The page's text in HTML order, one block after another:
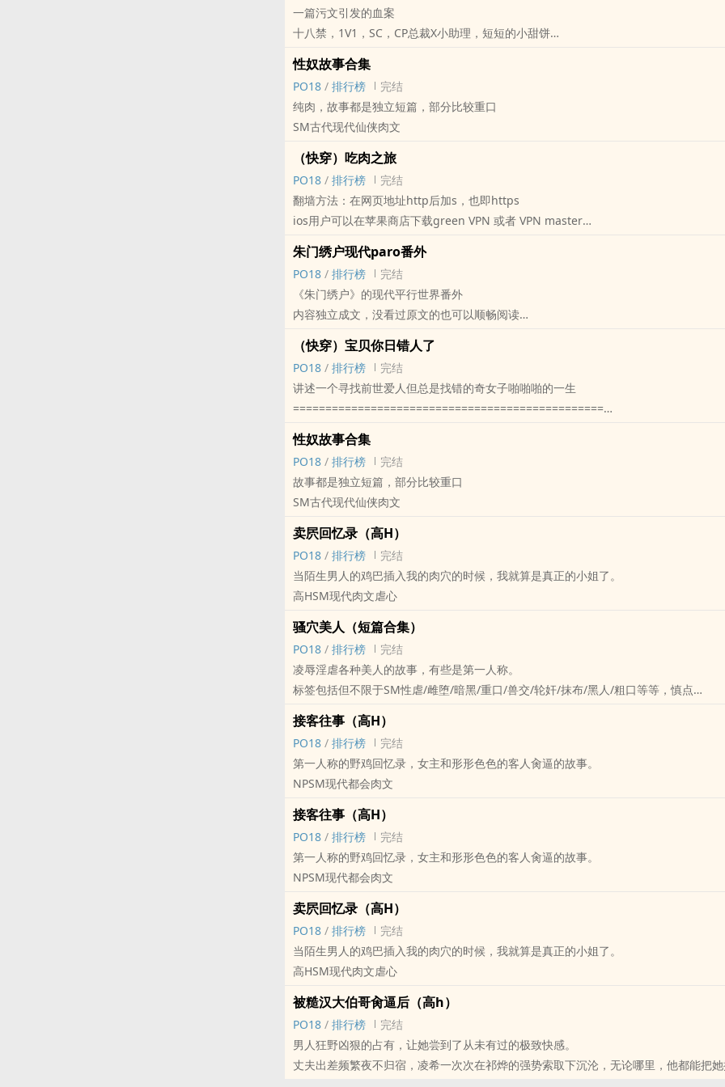
金陵程氏大小姐玉姝进京投奔一等公侯的外祖家，庆国公府
朱门绣户，庭院深深，痴男怨女，几多情愁
========================================
惯例的看文需知：
1、本文十八禁
2、群像文，共有6对CP，5对1V1，1对1V2
4、除1V2 CP外，全部CP皆身心唯一
5、无脑甜，无脑爽，无脑狗血无脑玛丽苏，一切逻辑设定都是为了ghs，请不要深究
全部6对cp——
斯文败类先生x懵懂傲娇千金（师生）
冰山大少爷x温柔小奶娘（主仆）
痴汉鬼畜哥哥x装乖奶凶妹妹（‍‍兄‎‌‌妹‎‎）
英武将军哥哥、禁欲道长弟弟x成熟风骚‎人‎‌‍妻‍‍‎（孪生兄弟共妻）
腹黑小叔子x害羞小嫂嫂（叔嫂）
高冷禁欲大叔x热情机智萝莉（姐夫小姨子）
关于每对cp在标题上的区分：
由于本文有6对cp，每对cp每个角色之间都互相有交集，很多章节无法单纯归类，因此
在标题上体现出本章写的是哪对cp，而无法直接标注
例如：出现“师生”、“先生”、“玉姝”等字样，为师生cp
当出现类似标题，一般来说前后几章都会是与之连贯的情节，包括肉章，大家可以据此
PS.共妻cp为1v2，所以会直接标注
关于更新和收费：
1、如无意外日更，珍珠每满100加更
2、H章千字50PO，剧情章千字40PO
关于章节标题标注：
1、‎高‍‎H‎‍‎代表一整章都是肉
2、H代表部分是肉，部分剧情
3、无标注代表全剧情
点击“我要评分”，送珍珠
点击“加入书柜”，加收藏
点击“我要回应”，留评论
作者微博@红烧肉meat
凡订阅我任何一本书20章以上即可申请加入，进群提供订阅截图
关于翻墙方法：
1、切换网络运营商，使用移动、联通等不同的网络尝试
2、使用腾讯加速器、biubiu加速器等软件
3、以上方法全部无效，下载vpn翻墙
分享一下常见的翻墙用vpn，请至各大应用市场或官网下载
坚果、turbo、supervpn、lionvpn、angel、旋风加速器
老王vpn、蓝鲸、布谷、云帆、极速、sgreen、surf、expressvpn
1、官方充值，可使用银联卡、信用卡
2、代充，请至闲鱼搜索
本文仅发表于popo原创市集
除popo原创市集外，任何网站、论坛、贴吧、博客、云盘等互联网公共空间，以任何文
无论发布的是免费内容还是收费内容，是否标注作者的名字以及本文链接，都不能改变
的事实
很感谢小天使们愿意推荐这篇文，但请不要在其他网站发布本文章节内容，谢谢合作
标签： 1V1 / BG / 古代 / 甜文 / 女性向 /
一篇污文引发的血案
十八禁，1V1，SC，CP总裁X小助理，短短的小甜饼
关于收费：按千字50PO的标准收费
关于章节标题标注：
1、‎高‍‎H‎‍‎代表一整章都是肉
2、H代表部分是肉，部分剧情
3、无标注代表全剧情
关于翻墙：
1、不用翻墙即可浏览POPO的方法，在网址http后加s，即https，便可正常浏览
2、ios用户可以在苹果商店下载green VPN 或者 VPN一点通进行翻墙
作者读者翻墙都不易，且看且珍惜=3=
点击“我要评分”，送珍珠
点击“加入书柜”，加收藏
点击“我要回应”，留评论
本文仅发表于popo原创市集
除popo原创市集外，任何网站、论坛、贴吧、博客、云盘等互联网公共空间，以任何
txt等形式发布的本文内容，都视为对本文版权的侵犯
无论发布的是免费内容还是收费内容，是否标注作者的名字以及本文链接，都不能改变
很感谢小天使们愿意推荐这篇文，但请不要在其他网站发布本文章节内容，谢谢合作
感谢每个支持正版的小天使，爱你们幺幺哒(*￣3￣)╭
封面素材来自网络，侵删，感谢群里的小天使提供帮助~
请不要在评论里打广告！如有此类评论，一律删除，谢谢合作
‍‌性‍‎奴‎故事合集
PO18 / 排行榜
完结
‎‍纯‌‌肉‌，故事都是独立短篇，部分比较重口
SM古代现代仙侠‌‌‍肉‍‌文‍‍
（快穿）吃肉之旅
PO18 / 排行榜
完结
翻墙方法：在网页地址http后加s，也即https
ios用户可以在苹果商店下载green VPN 或者 VPN master
安卓用户和电脑端用户可以下载蓝灯、天行、赛风等等等等翻墙软件，百度即可
欧朋浏览器不翻墙也可以上popo，但这个要看脸
作者读者翻墙都不易，且看且珍惜=3=
无限流穿越系的毕业学生叶萱穿越了，为了完成毕业考试，她必须要和每一个任务世界
啪啪
就这样，啪完一个啪两个，啪完两个啪两双
这日子，什幺时候是个头啊……
====================================================================
古代.嫖皇帝（太后x皇帝）
武侠.嫖正道少侠(魔教妖女x正道少侠)
西幻.嫖神殿骑士（书呆法师x神殿骑士）
科幻.嫖帝国少将（副官x少将）
修仙.嫖病娇（道门真君x魔门病娇）
科幻.嫖叛军首领（研究所博士x叛军首领）
西幻.嫖大神官（恶魔x神官）
武侠.嫖小叔子（嫂嫂x小叔子）
西方宫廷.嫖侍卫长（公主x侍卫长）
古代.嫖圣僧（女皇帝x圣僧）
现世篇（嫖精分的顾老师）
正在攻略目标：前传篇（嫖真.男主顾老师）
看文需知：
2、嫖文，主要写女主和男主相知相爱啪啪啪的过程
3、全文1V1，男主对女主身心唯一
4、本文的任务、系统色彩非常淡，由于设定的原因,女主看起来会很精分，因为性格不
动攻略，有的反而会被男主攻略
5、故事的节奏、走向取决于男女主的性格，不会为肉而肉
关于收费：
1、按千字50PO的标准收费
2、由于快穿文的特殊性，每个故事的前几章会是免费的，大家可以根据自己的兴趣决
3、打赏章节和公共章节的内容是一样的
关于章节标题标注：
1、‎高‍‎H‎‍‎代表一整章都是肉
2、H代表部分是肉，部分剧情
3、无标注代表全剧情
爱你们幺幺哒(*￣3￣)╭
支付宝充值通道已恢复，大陆的小天使们可以直接用支付宝充值惹~
仅发表于popo原创市集和龙马线上文学城
除popo原创市集、龙马线上文学城外，任何网站、论坛、贴吧、博客、云盘等互联网
朱门绣户现代paro番外
PO18 / 排行榜
完结
《朱门绣户》的现代平行世界番外
内容独立成文，没看过原文的也可以顺畅阅读
已在《朱门绣户》书页购买过番外的读者请勿重复购买
========================================
全部6对cp——
冰山总裁x带球跑秘书（秦沄x蕊娘）
衣冠禽兽教授x软萌学生（周景宵x玉姝）
腹黑特警x清纯记者（叔嫂，傅重洲x秦霜）
禁欲法官x朋克少女（姐夫小姨子，傅寒江x秦露）
军人哥哥、医生弟弟x热辣女主播（兄弟共妻，1V2，霍陵、玄昭x秦雪）
鬼畜哥哥x‎人‎‌‍妻‍‍‎妹妹(‍‍兄‎‌‌妹‎‎，同父异母，苏夜x明珠)
标签： 1V1 / BG / 现代 / 甜文 / 女性向 /
（快穿）宝贝你日错人了
PO18 / 排行榜
完结
讲述一个寻找前世爱人但总是找错的奇女子啪啪啪的一生
================================================
第二个故事：念奴娇（假丫鬟x盲公子）
第三个故事：小狼狗（女总裁x男保镖）
第四个故事：报告老板（御姐助理x傲娇老板）
第五个故事：你好Alpha（女alpha x男omega）
第六个故事：师父日安（女师父x男徒弟）
第七个故事：鬼畜来袭（异能者x变态科学家）
第八个故事：别动！警察！（冷冻人x警察）
第九个故事：小贼哪里跑（寡妇x飞贼）
第十一个故事：烽火烟云(进步女学生x军阀姐夫）
第十二个故事：帝王策（女皇帝x摄政王叔叔）
第十三个故事：妖的报恩（御妖师x男狐妖）
第十四个故事: 将军令(将军妹妹x谋士哥哥)
第十五个故事：远古纪（现代萌妹x远古忠犬）
第十六个故事：伪装者（骗子老婆X特工老公）
第十七个故事：锦衣录（御史师妹x锦衣卫师兄）
第十八个故事：星光璀璨（金牌经纪人x娱乐圈小鲜肉）
第十九个故事：破阵子（道门流亡女修士x佛门精分妖僧）
第二十个故事：双面人（黑手党女大佬x黑手党男大佬）
第二十一个故事：江湖夜雨（魔教妖女x正道少侠）
第二十二个故事：为人师表（女学生x大学教授）
第二十三个故事：画堂春（名门千金x土豪夫君）
第二十五个故事：太子妃嫁到（太子妃x傻瓜太子）
第二十六个故事：爸爸去哪儿（包子麻麻x包子霸霸）
第二十七个故事：陌上花（失忆少女x糙汉纤夫）
第二十八个故事：医冠楚楚（女警察x男医生）
第二十九个故事：宫墙柳（奸妃x权宦）
第三十个故事：河神（新派大小姐x旧式大少爷）
第三十一个故事：南柯
惯例的看文需知：
1、十八禁
‍‌性‍‎奴‎故事合集
PO18 / 排行榜
完结
故事都是独立短篇，部分比较重口
SM古代现代仙侠‌‌‍肉‍‌文‍‍
卖屄回忆录（‎高‍‎H‎‍‎）
PO18 / 排行榜
完结
当陌生男人的‎‌鸡‌巴‎‍插入我的‎肉‎‌穴‌的时候，我就算是真正的小姐了。
‎高‍‎H‎‍‎SM现代‌‌‍肉‍‌文‍‍虐心
‎‍‌骚‌穴‍‌美人（短篇合集）
PO18 / 排行榜
完结
‎‍凌‎‌‌辱‌‌淫‍‎虐‌‎各种美人的故事，有些是第一人称。
标签包括但不限于SM‍性‍‌虐‍‍/雌堕/暗黑/重口/‎‌‍兽‌‎‍交‍‍/‍‎轮‎奸‍‎‍/抹布/黑人/粗口等等，慎点
老文重发，索性做个恶堕合集
不定期更新，感兴趣可以加个书架。。。。
SM‌‌‍肉‍‌文‍‍虐心悲剧暗黑
接客往事（‎高‍‎H‎‍‎）
PO18 / 排行榜
完结
第一人称的野鸡回忆录，女主和形形‍‌色‎‍‎色‌的客人‌‎‌肏‎逼的故事。
NPSM现代都会‌‌‍肉‍‌文‍‍
接客往事（‎高‍‎H‎‍‎）
PO18 / 排行榜
完结
第一人称的野鸡回忆录，女主和形形‍‌色‎‍‎色‌的客人‌‎‌肏‎逼的故事。
NPSM现代都会‌‌‍肉‍‌文‍‍
卖屄回忆录（‎高‍‎H‎‍‎）
PO18 / 排行榜
完结
当陌生男人的‎‌鸡‌巴‎‍插入我的‎肉‎‌穴‌的时候，我就算是真正的小姐了。
‎高‍‎H‎‍‎SM现代‌‌‍肉‍‌文‍‍虐心
被糙汉大伯哥‌‎‌肏‎逼后（‎高‍h‎）
PO18 / 排行榜
完结
男人狂野凶狠的占有，让她尝到了从未有过的极致快感。
丈夫出差频繁夜不归宿，凌希一次次在祁烨的强势索取下沉沦，无论哪里，他都能把